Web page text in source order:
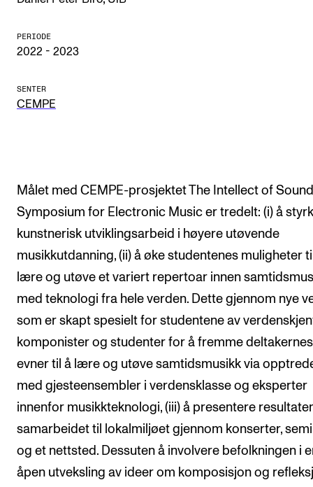
Søknad og opptak
Biblioteket
Salane våre
FORSKNING
CERM
CREMAH
NordART
Prosjekter
INTERNASJONALT
Utveksling
Internasjonal strategi
Samarbeidsprosjekter
Nettverk
PERIODE
2022 - 2023
SENTER
CEMPE
Målet med CEMPE-prosjektet The Intellect of Sound
Symposium for Electronic Music er tredelt: (i) å
kunstnerisk utviklingsarbeid i høyere utøvende
musikkutdanning, (ii) å øke studentenes muligheter
lære og utøve et variert repertoar innen
med teknologi fra hele verden. Dette gjennom nye
som er skapt spesielt for studentene av
komponister og studenter for å fremme deltakernes
evner til å lære og utøve samtidsmusikk via
med gjesteensembler i verdensklasse og eksperter
innenfor musikkteknologi, (iii) å presentere
samarbeidet til lokalmiljøet gjennom konserter,
og et nettsted. Dessuten å involvere befolkningen i
åpen utveksling av ideer om komposisjon og